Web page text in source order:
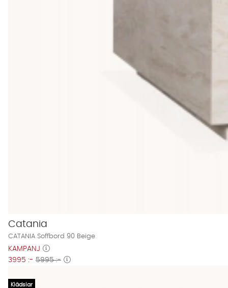
Catania
CATANIA Soffbord 90 Beige
KAMPANJ
3995 :- 5995 :-
Klädslar